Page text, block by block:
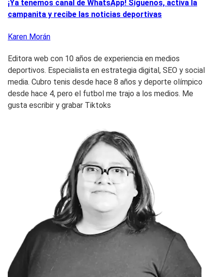
¡Ya tenemos canal de WhatsApp! Síguenos, activa la
campanita y recibe las noticias deportivas
Karen Morán
Editora web con 10 años de experiencia en medios
deportivos. Especialista en estrategia digital, SEO y social
media. Cubro tenis desde hace 8 años y deporte olímpico
desde hace 4, pero el futbol me trajo a los medios. Me
gusta escribir y grabar Tiktoks